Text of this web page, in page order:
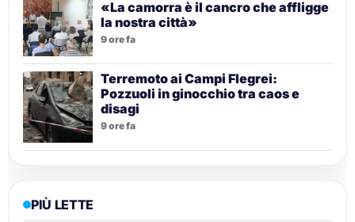
«La camorra è il cancro che affligge
la nostra città»
9 ore fa
Terremoto ai Campi Flegrei:
Pozzuoli in ginocchio tra caos e
disagi
9 ore fa
PIÙ LETTE